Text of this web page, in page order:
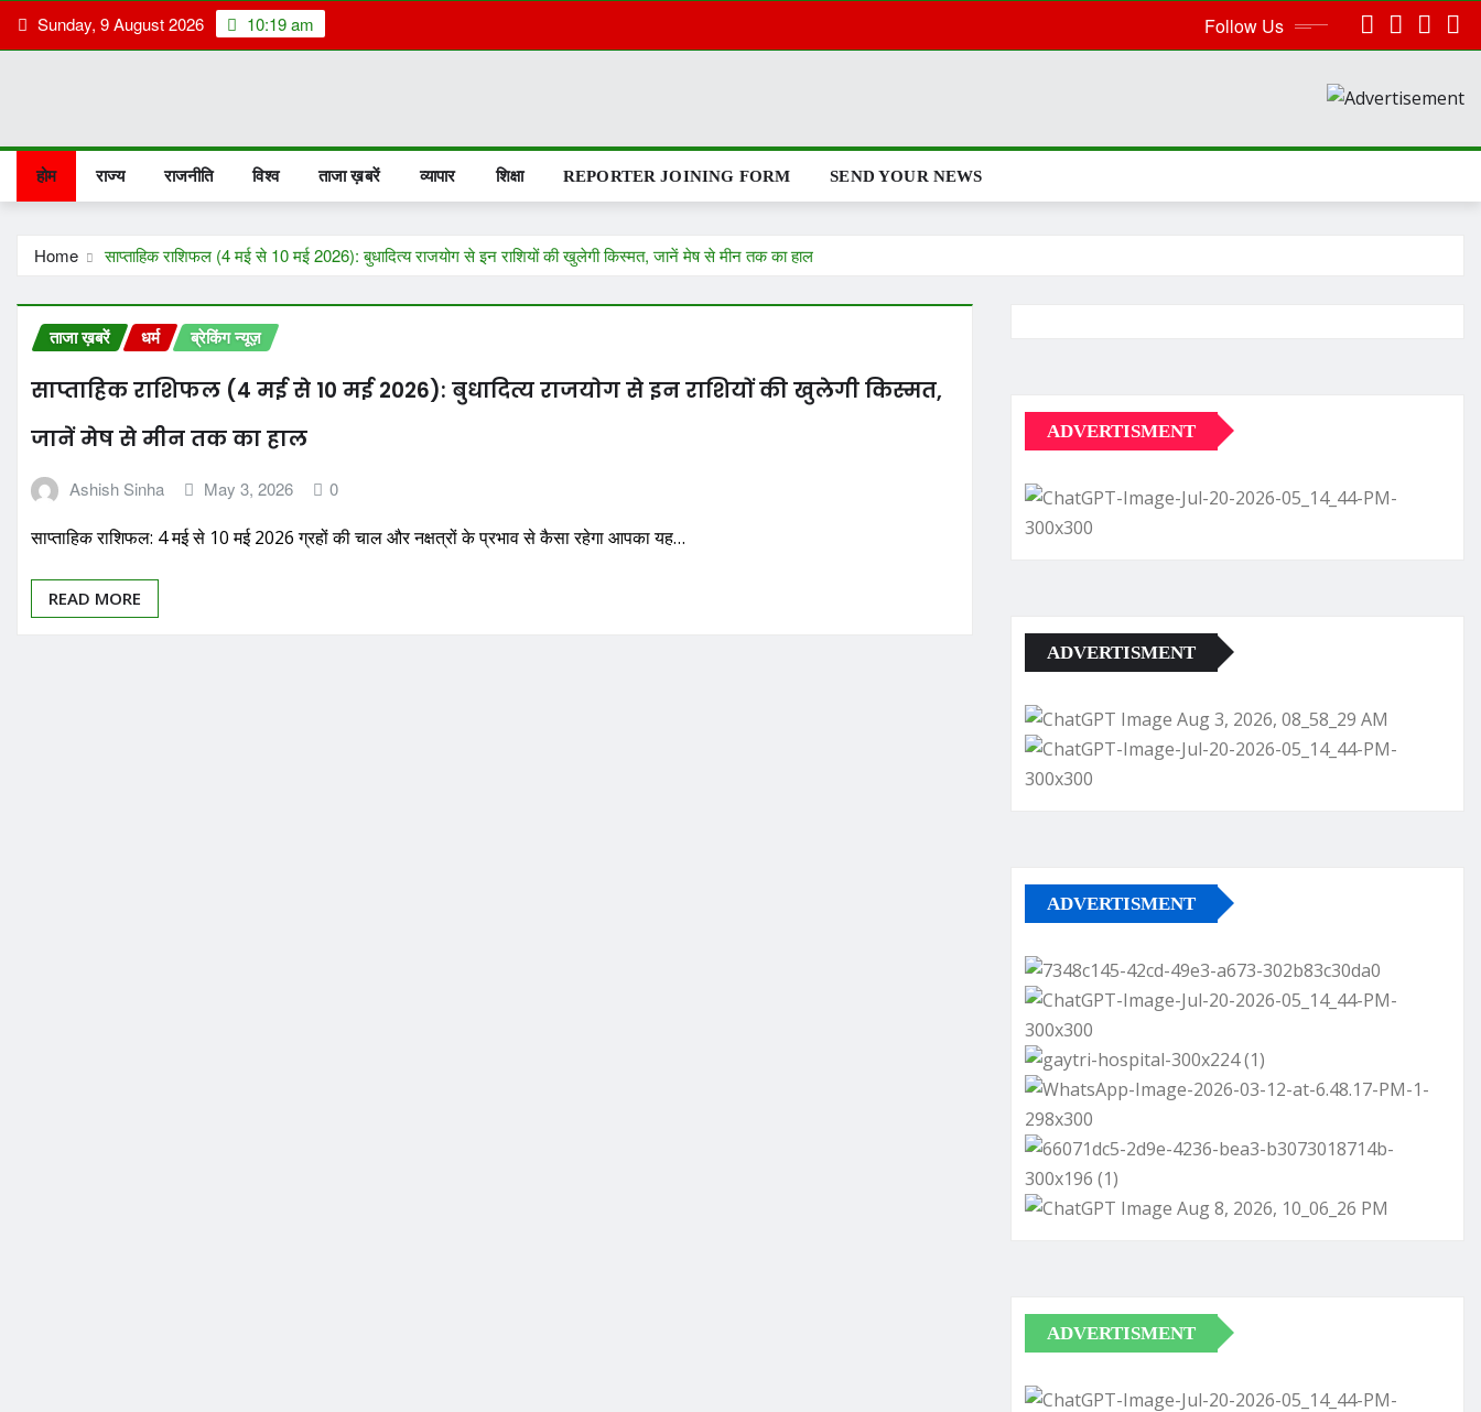
Skip Sunday, 9 August 2026 10:19 am Follow Us
होम राज्य राजनीति विश्व ताजा ख़बरें व्यापार शिक्षा REPORTER JOINING FORM SEND YOUR NEWS
Home साप्ताहिक राशिफल (4 मई से 10 मई 2026): बुधादित्य राजयोग से इन राशियों की खुलेगी किस्मत, जानें मेष से मीन तक का हाल
ताजा ख़बरें धर्म ब्रेकिंग न्यूज़
साप्ताहिक राशिफल (4 मई से 10 मई 2026): बुधादित्य राजयोग से इन राशियों की खुलेगी किस्मत,
जानें मेष से मीन तक का हाल
Ashish Sinha May 3, 2026 0
साप्ताहिक राशिफल: 4 मई से 10 मई 2026 ग्रहों की चाल और नक्षत्रों के प्रभाव से कैसा रहेगा आपका यह…
READ MORE
ADVERTISMENT
ADVERTISMENT
ADVERTISMENT
ADVERTISMENT